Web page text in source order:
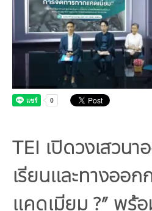
Executive
Staff
Annual Report |
Green
Industrial
Livable City/
Municipal
Plastic
PM2.5
Sustainable
Green
Eco-
Environmental
Carbon
Green
Natural
Land
Marine and
Climate
Climate
Environmental Network,
Environmental
TBCSD
Infographic
Video
Our
GET
Jobs
TEI เปิดวงเสวนา
เรียนและทางออก
แคดเมียม ?” พร้